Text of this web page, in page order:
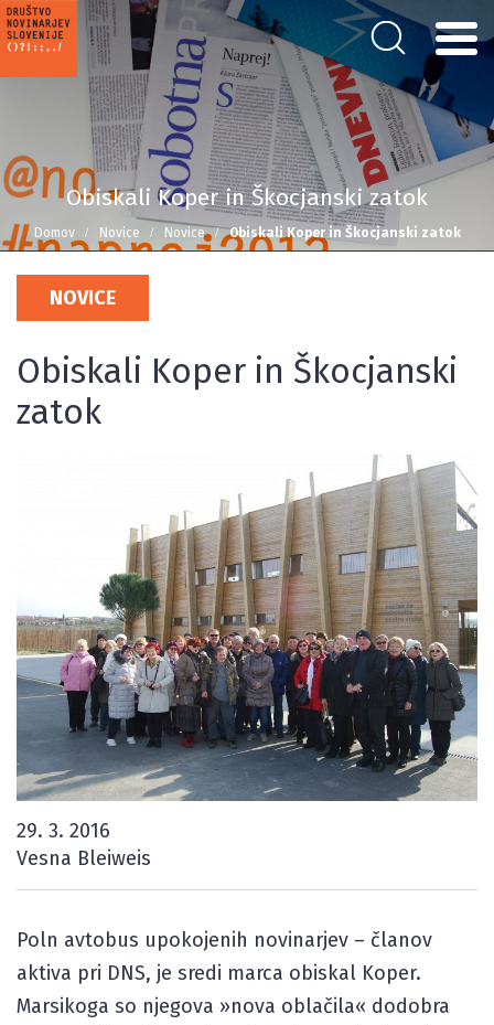
Obiskali Koper in Škocjanski zatok
Domov Novice Novice Obiskali Koper in Škocjanski zatok
NOVICE
Obiskali Koper in Škocjanski
zatok
29. 3. 2016
Vesna Bleiweis
Poln avtobus upokojenih novinarjev – članov
aktiva pri DNS, je sredi marca obiskal Koper.
Marsikoga so njegova »nova oblačila« dodobra